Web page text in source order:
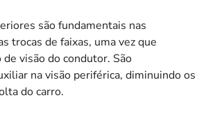
são fundamentais nas
trocas de faixas, uma vez que
visão do condutor. São
na visão periférica, diminuindo os
do carro.